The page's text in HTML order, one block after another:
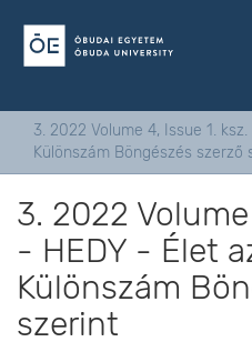
3. 2022 Volume 4, Issue 1.
Különszám Böngészés szerző
3. 2022
- HEDY - Élet
Különszám
szerint